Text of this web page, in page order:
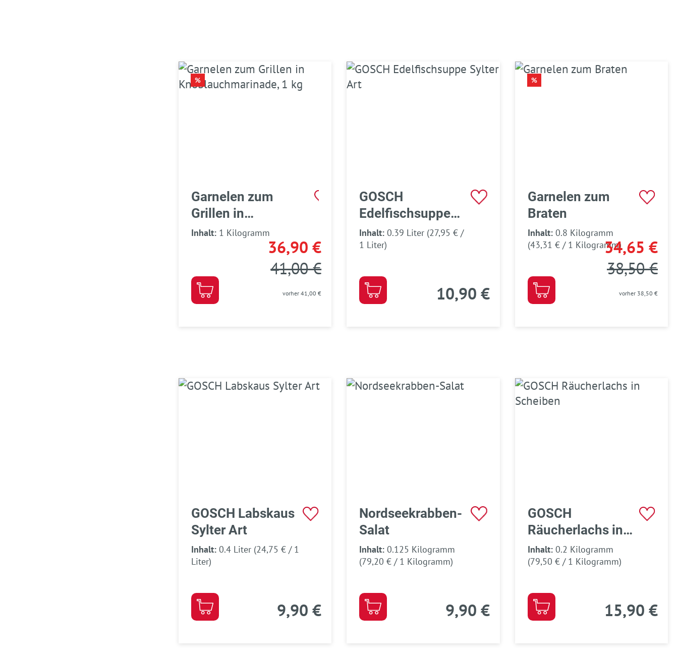
RABATT
%
Garnelen zum
Grillen in
Knoblauchmarinade,
Inhalt: 1 Kilogramm
36,90 €
41,00 €
vorher 41,00 €
GOSCH
Edelfischsuppe
Sylter Art
Inhalt:0.39 Liter (27,95 € /
1 Liter)
10,90 €
RABATT
%
Garnelen zum
Braten
Inhalt: 0.8 Kilogramm
(43,31 € / 1 Kilogramm)34,65 €
38,50 €
vorher 38,50 €
GOSCH Labskaus
Sylter Art
Inhalt: 0.4 Liter (24,75 € / 1
Liter)
9,90 €
Nordseekrabben-
Salat
Inhalt:0.125 Kilogramm
(79,20 € / 1 Kilogramm)
9,90 €
GOSCH
Räucherlachs in
Scheiben
Inhalt: 0.2 Kilogramm
(79,50 € / 1 Kilogramm)
15,90 €